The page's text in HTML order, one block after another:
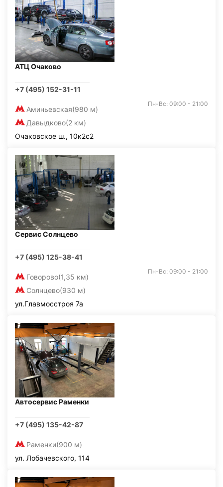
АТЦ Очаково
+7 (495) 152-31-11
Аминьевская(980 м)
Давыдково(2 км)
Пн-Вс: 09:00 - 21:00
Очаковское ш., 10к2с2
Сервис Солнцево
+7 (495) 125-38-41
Говорово(1,35 км)
Солнцево(930 м)
Пн-Вс: 09:00 - 21:00
ул.Главмосстроя 7а
Автосервис Раменки
+7 (495) 135-42-87
Раменки(900 м)
ул. Лобачевского, 114